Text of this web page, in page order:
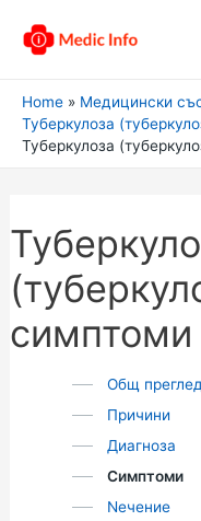
Home
Медицински
Туберкулоза
Туберкулоза
симптоми
Общ преглед
Причини
Диагноза
Симптоми
Nечение